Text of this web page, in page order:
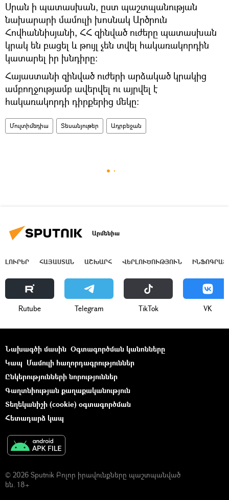
Սրան ի պատասխան, ըստ պաշտպանության
նախարարի մամուլի խոսնակ Արծրուն
Հովհաննիսյանի, ՀՀ զինված ուժերը պատասխան
կրակ են բացել և թույլ չեն տվել հակառակորդին
կատարել իր խնդիրը:
Հայաստանի զինված ուժերի արձակած կրակից
ամբողջությամբ ավերվել ու այրվել է
հակառակորդի դիրքերից մեկը:
Մուլտիմեդիա Տեսանյութեր Ադրբեջան
Արմենիա
ԼՈՒՐԵՐ ՀԱՅԱՍՏԱՆ ԱՇԽԱՐՀ ՎԵՐԼՈՒԾՈՒԹՅՈՒՆ
Rutube Telegram ТikТоk VK
Նախագծի մասին Օգտագործման կանոնները
Կապ Մամուլի հաղորդագրություններ
Ընկերությունների նորություններ
Գաղտնիության քաղաքականություն
Տեղեկանիշի (cookie) օգտագործման
Հետադարձ կապ
© 2026 Sputnik Բոլոր իրավունքները պաշտպանված
են. 18+